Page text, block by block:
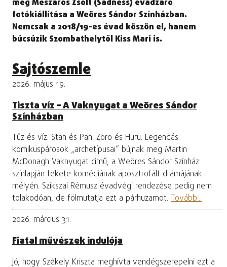
meg Mészáros Zsolt (Sadness) évadzáró
fotókiállítása a Weöres Sándor Színházban.
Nemcsak a 2018/19-es évad köszön el, hanem
búcsúzik Szombathelytől Kiss Mari is.
Sajtószemle
2026. május 19.
Tiszta víz – A Vaknyugat a Weöres Sándor
Színházban
Tűz és víz. Stan és Pan. Zoro és Huru. Legendás
komikuspárosok „archetípusai” bújnak meg Martin
McDonagh Vaknyugat című, a Weöres Sándor Színház
színlapján fekete komédiának aposztrofált drámájának
mélyén. Szikszai Rémusz évadvégi rendezése pedig nem
tolakodóan, de fölmutatja ezt a párhuzamot. Tovább...
2026. március 31.
Fiatal művészek indulója
Jó, hogy Székely Kriszta meghívta vendégszerepelni ezt a